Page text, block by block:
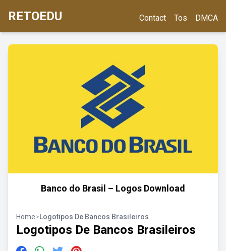
RETOEDU Contact Tos DMCA
Banco do Brasil – Logos Download
Home>Logotipos De Bancos Brasileiros
Logotipos De Bancos Brasileiros